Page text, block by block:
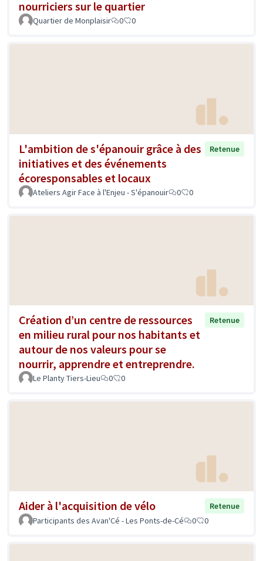
nourriciers sur le quartier
Quartier de Monplaisir 0 0
L'ambition de s'épanouir grâce à des
initiatives et des événements
écoresponsables et locaux
Retenue
Ateliers Agir Face à l'Enjeu - S'épanouir 0 0
Création d’un centre de ressources
en milieu rural pour nos habitants et
autour de nos valeurs pour se
nourrir, apprendre et entreprendre.
Retenue
Le Planty Tiers-Lieu 0 0
Aider à l'acquisition de vélo
Retenue
Participants des Avan'Cé - Les Ponts-de-Cé
0 0